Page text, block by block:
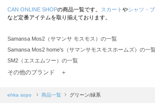
CAN ONLINE SHOPの商品一覧です。 スカート やシャツ・
など定番アイテムを取り揃えております。
Samansa Mos2（サマンサ モスモス）の一覧
Samansa Mos2 home's（サマンサモスモスホームズ）の一
SM2（エスエムツー）の一覧
TSUHARU by Samansa Mos2（ツハルバイサマンサモスモス
Samansa Mos2 blue（サマンサモスモス ブルー）の一覧
その他のブランド ＋
ehka sopo 商品一覧 グリーン/緑系